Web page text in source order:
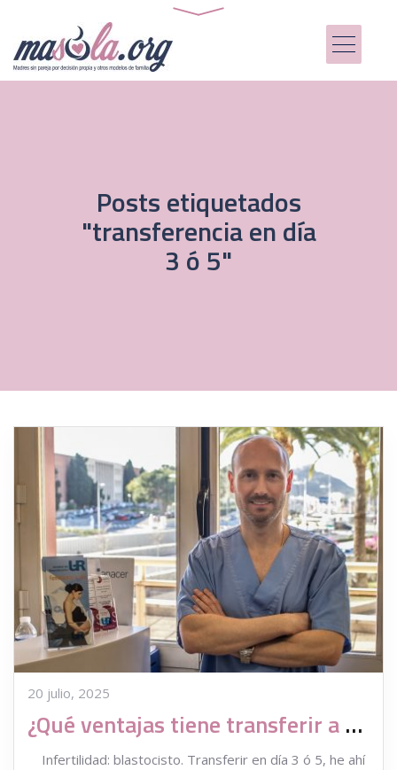
Posts etiquetados
"transferencia en día
3 ó 5"
20 julio, 2025
¿Qué ventajas tiene transferir a blastocisto y cuando se decide hacerlo?
Infertilidad: blastocisto. Transferir en día 3 ó 5, he ahí